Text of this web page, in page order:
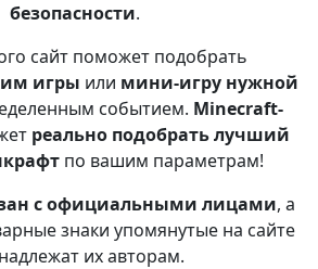
безопасности.
сайт поможет подобрать
игры или мини-игру нужной
событием. Minecraft-
реально подобрать лучший
по вашим параметрам!
с официальными лицами, а
знаки упомянутые на сайте
их авторам.